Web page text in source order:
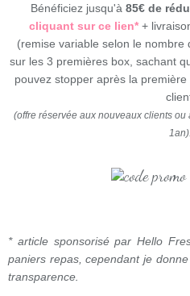
Bénéficiez jusqu'à 85€ de
cliquant sur ce lien* +
(remise variable selon le nombre
sur les 3 premières box, sachant
pouvez stopper après la
(offre réservée aux nouveaux clients
1an).
* article sponsorisé par Hello
paniers repas, cependant je
transparence.